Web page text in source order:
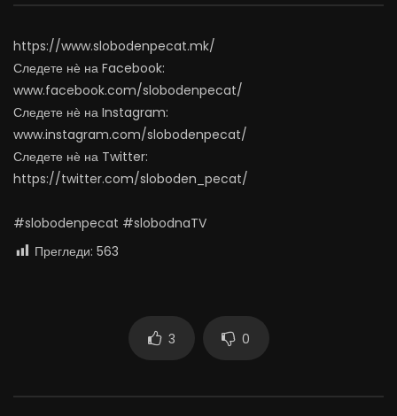
0
1.8K 16 0
0
1.1K 11
https://www.slobodenpecat.mk/
Следете нѐ на Facebook:
www.facebook.com/slobodenpecat/
Следете нѐ на Instagram:
www.instagram.com/slobodenpecat/
Следете нѐ на Twitter:
https://twitter.com/sloboden_pecat/
#slobodenpecat #slobodnaTV
Прегледи: 563
3 0